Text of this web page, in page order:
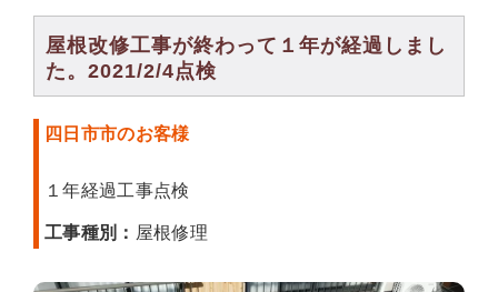
屋根改修工事が終わって１年が経過しまし
た。2021/2/4点検
四日市市のお客様
１年経過工事点検
工事種別： 屋根修理